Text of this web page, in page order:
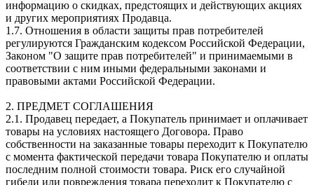
информацию о скидках, предстоящих и действующих акциях
и других мероприятиях Продавца.
1.7. Отношения в области защиты прав потребителей
регулируются Гражданским кодексом Российской Федерации,
Законом "О защите прав потребителей" и принимаемыми в
соответствии с ним иными федеральными законами и
правовыми актами Российской Федерации.
2. ПРЕДМЕТ СОГЛАШЕНИЯ
2.1. Продавец передает, а Покупатель принимает и оплачивает
товары на условиях настоящего Договора. Право
собственности на заказанные товары переходит к Покупателю
с момента фактической передачи товара Покупателю и оплаты
последним полной стоимости товара. Риск его случайной
гибели или повреждения товара переходит к Покупателю с